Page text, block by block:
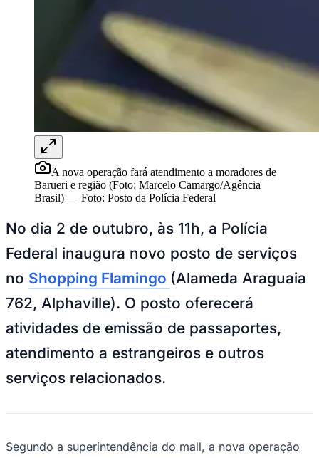
Guia Comercial
Selo Verificado
Portal Educacional
Agenda de Vestibulares
Concursos
Panorama Econômico
Panorama Econômico
Para Sua Empresa
Anuncie no Portal
Verificar EmpresaNovo
Anunciar Vagas
NFL
UFC
Tênis (ATP)
MLB
NHL
Atletismo
Vôlei
NBB
Competições de Futebol
Copa do Brasil
A nova operação fará atendimento a moradores de
Barueri e região (Foto: Marcelo Camargo/Agência
Brasil) — Foto: Posto da Polícia Federal
No dia 2 de outubro, às 11h, a Polícia
Federal inaugura novo posto de serviços
no Shopping Flamingo (Alameda Araguaia
762, Alphaville). O posto oferecerá
atividades de emissão de passaportes,
atendimento a estrangeiros e outros
serviços relacionados.
Segundo a superintendência do mall, a nova operação